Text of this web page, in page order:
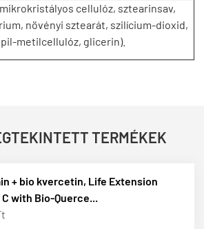
cellulóz, sztearinsav,
növényi sztearát, szilícium-dioxid,
metilcellulóz, glicerin).
TERMÉKEK
+ bio kvercetin, Life Extension
with Bio-Querce...